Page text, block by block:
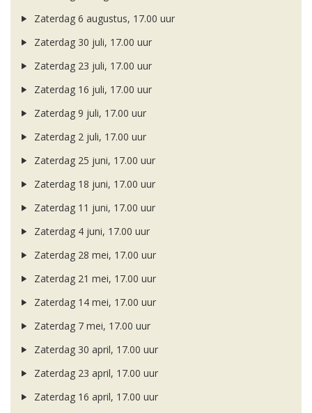
Zaterdag 6 augustus, 17.00 uur
Zaterdag 30 juli, 17.00 uur
Zaterdag 23 juli, 17.00 uur
Zaterdag 16 juli, 17.00 uur
Zaterdag 9 juli, 17.00 uur
Zaterdag 2 juli, 17.00 uur
Zaterdag 25 juni, 17.00 uur
Zaterdag 18 juni, 17.00 uur
Zaterdag 11 juni, 17.00 uur
Zaterdag 4 juni, 17.00 uur
Zaterdag 28 mei, 17.00 uur
Zaterdag 21 mei, 17.00 uur
Zaterdag 14 mei, 17.00 uur
Zaterdag 7 mei, 17.00 uur
Zaterdag 30 april, 17.00 uur
Zaterdag 23 april, 17.00 uur
Zaterdag 16 april, 17.00 uur